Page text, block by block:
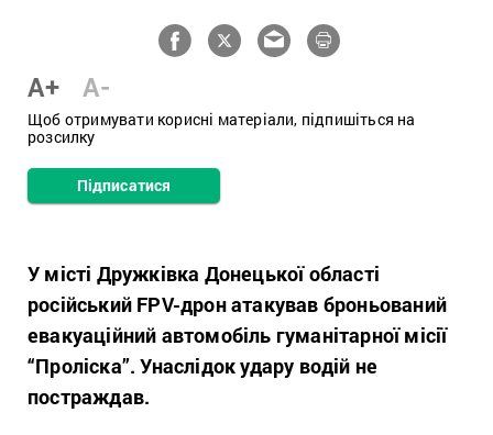
A+ A-
Щоб отримувати корисні матеріали, підпишіться на
розсилку
Підписатися
У місті Дружківка Донецької області
російський FPV-дрон атакував броньований
евакуаційний автомобіль гуманітарної місії
“Проліска”. Унаслідок удару водій не
постраждав.